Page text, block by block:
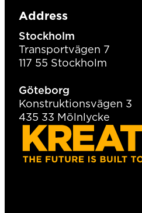
Address
Stockholm
Transportvägen 7
117 55 Stockholm
Göteborg
Konstruktionsvägen 3
435 33 Mölnlycke